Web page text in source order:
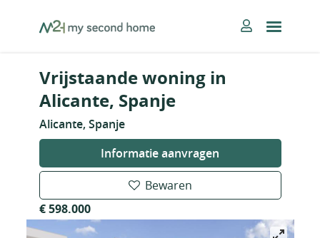
MySecondHome
Vrijstaande woning in
Alicante, Spanje
Alicante, Spanje
Informatie aanvragen
Bewaren
€ 598.000